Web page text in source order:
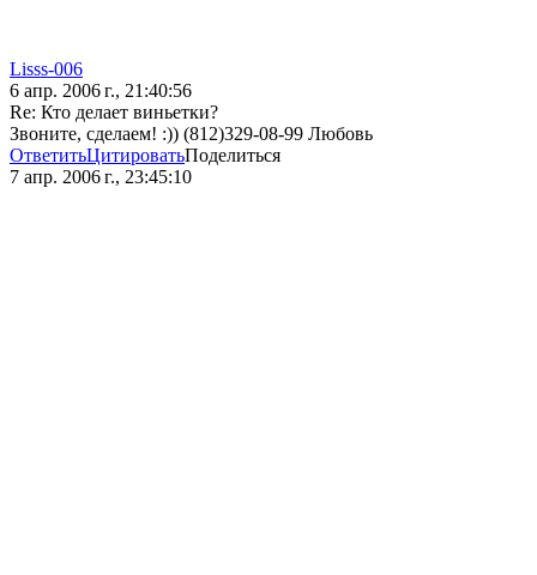
Lisss-006
6 апр. 2006 г., 21:40:56
Re: Кто делает виньетки?
Звоните, сделаем! :)) (812)329-08-99 Любовь
ОтветитьЦитироватьПоделиться
7 апр. 2006 г., 23:45:10